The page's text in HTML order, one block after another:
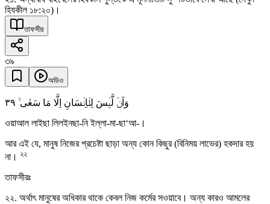
হিযকীল ১৮:২০)।
তাফসীর
৩৯
অডিও
وَاَنۡ لَّیۡسَ لِلۡاِنۡسَانِ اِلَّا مَا سَعٰی ۙ ٣٩
ওয়াআল লাইছা লিলইনছা-নি ইল্লা-মা-ছা‘আ-।
আর এই যে, মানুষ নিজের প্রচেষ্টা ছাড়া অন্য কোন কিছুর (বিনিময় লাভের) হকদার হয়
না। ২২
তাফসীরঃ
২২. অর্থাৎ মানুষের অধিকার থাকে কেবল নিজ কর্মের সওয়াবে। অন্য কারও আমলের